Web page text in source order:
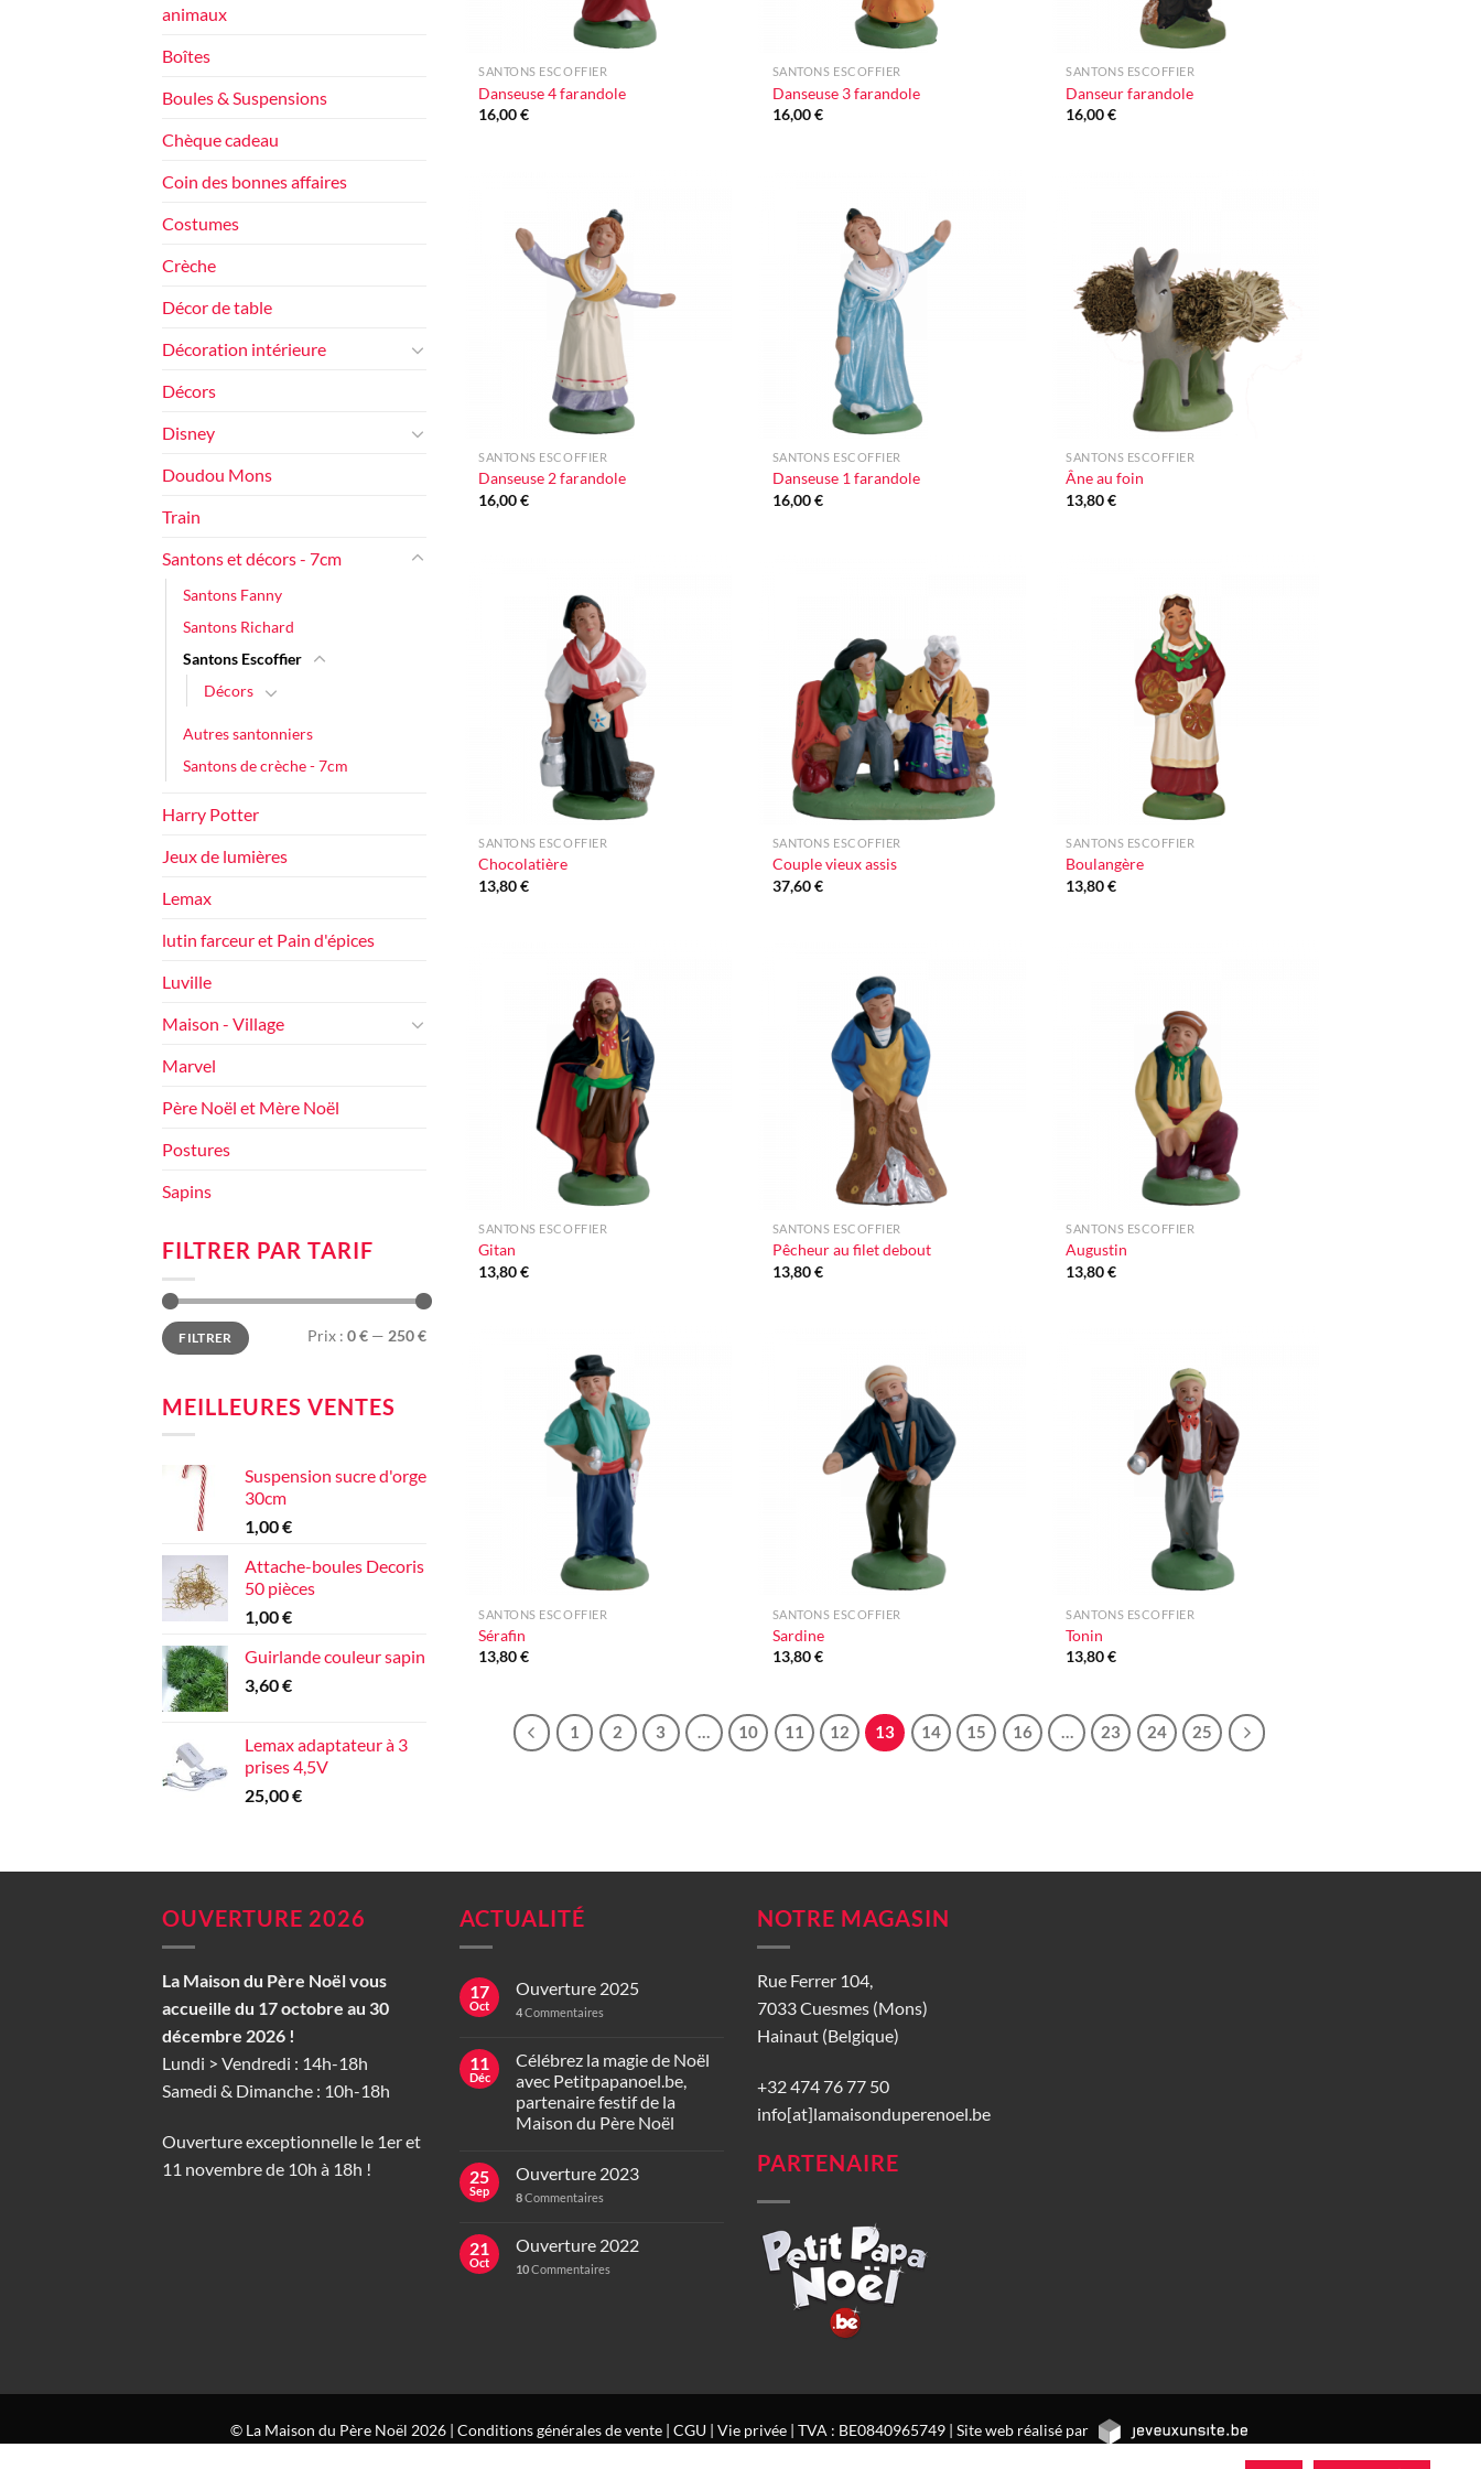
animaux
Boîtes
Boules & Suspensions
Chèque cadeau
Coin des bonnes affaires
Costumes
Crèche
Décor de table
Décoration intérieure
Décors
Disney
Doudou Mons
Train
Santons et décors - 7cm
Santons Fanny
Santons Richard
Santons Escoffier
Décors
Autres santonniers
Santons de crèche - 7cm
Harry Potter
Jeux de lumières
Lemax
lutin farceur et Pain d'épices
Luville
Maison - Village
Marvel
Père Noël et Mère Noël
Postures
Sapins
FILTRER PAR TARIF
Prix
min
Prix
maxFILTRER Prix : 0 € — 250 €
MEILLEURES VENTES
Suspension sucre d'orge
30cm
1,00€
Attache-boules Decoris
50 pièces
1,00€
Guirlande couleur sapin
3,60€
Lemax adaptateur à 3
prises 4,5V
25,00€
SANTONS ESCOFFIER
Danseuse 4 farandole
16,00€
SANTONS ESCOFFIER
Danseuse 3 farandole
16,00€
SANTONS ESCOFFIER
Danseur farandole
16,00€
SANTONS ESCOFFIER
Danseuse 2 farandole
16,00€
SANTONS ESCOFFIER
Danseuse 1 farandole
16,00€
SANTONS ESCOFFIER
Âne au foin
13,80€
SANTONS ESCOFFIER
Chocolatière
13,80€
SANTONS ESCOFFIER
Couple vieux assis
37,60€
SANTONS ESCOFFIER
Boulangère
13,80€
SANTONS ESCOFFIER
Gitan
13,80€
SANTONS ESCOFFIER
Pêcheur au filet debout
13,80€
SANTONS ESCOFFIER
Augustin
13,80€
SANTONS ESCOFFIER
Sérafin
13,80€
SANTONS ESCOFFIER
Sardine
13,80€
SANTONS ESCOFFIER
Tonin
13,80€
1 2 3 … 10 11 12 13 14 15 16 … 23 24 25
OUVERTURE 2026
La Maison du Père Noël vous
accueille du 17 octobre au 30
décembre 2026 !
Lundi > Vendredi : 14h-18h
Samedi & Dimanche : 10h-18h
Ouverture exceptionnelle le 1er et
11 novembre de 10h à 18h !
ACTUALITÉ
17
Oct
Ouverture 2025
4Commentaires
11
Déc
Célébrez la magie de Noël
avec Petitpapanoel.be,
partenaire festif de la
Maison du Père Noël
25
Sep
Ouverture 2023
8Commentaires
21
Oct
Ouverture 2022
10Commentaires
NOTRE MAGASIN
Rue Ferrer 104,
7033 Cuesmes (Mons)
Hainaut (Belgique)
+32 474 76 77 50
info[at]lamaisonduperenoel.be
PARTENAIRE
© La Maison du Père Noël 2026 | Conditions générales de vente| CGU| Vie privée| TVA : BE0840965749 | Site web réalisé par